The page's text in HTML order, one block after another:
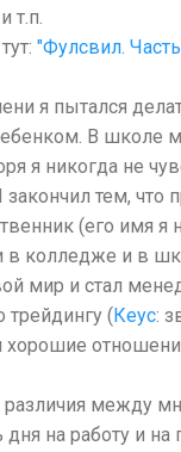
т.п.
"Фулсвил.
я пытался
В
я никогда не
тем,
(его имя
в колледже и в
мир и стал
(Кеус:
хорошие
между
на работу и